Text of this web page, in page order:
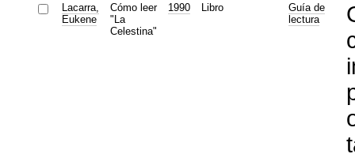
Lacarra,
Eukene
Cómo leer
"La
Celestina"
1990 Libro
Guía de
lectura